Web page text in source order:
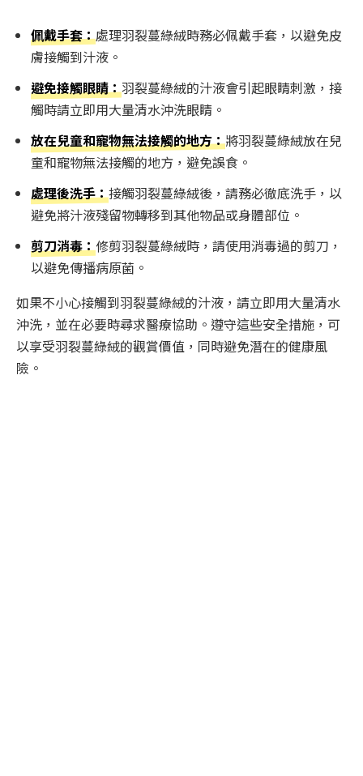
佩戴手套：處理羽裂蔓綠絨時務必佩戴手套，以避免皮
膚接觸到汁液。
避免接觸眼睛：羽裂蔓綠絨的汁液會引起眼睛刺激，接
觸時請立即用大量清水沖洗眼睛。
放在兒童和寵物無法接觸的地方：將羽裂蔓綠絨放在兒
童和寵物無法接觸的地方，避免誤食。
處理後洗手：接觸羽裂蔓綠絨後，請務必徹底洗手，以
避免將汁液殘留物轉移到其他物品或身體部位。
剪刀消毒：修剪羽裂蔓綠絨時，請使用消毒過的剪刀，
以避免傳播病原菌。
如果不小心接觸到羽裂蔓綠絨的汁液，請立即用大量清水
沖洗，並在必要時尋求醫療協助。遵守這些安全措施，可
以享受羽裂蔓綠絨的觀賞價值，同時避免潛在的健康風
險。